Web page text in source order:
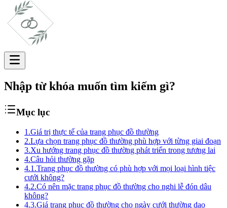
Nhập từ khóa muốn tìm kiếm gì?
Mục lục
1.Giá trị thực tế của trang phục đồ thường
2.Lựa chọn trang phục đồ thường phù hợp với từng giai đoạn
3.Xu hướng trang phục đồ thường phát triển trong tương lai
4.Câu hỏi thường gặp
4.1.Trang phục đồ thường có phù hợp với mọi loại hình tiệc
cưới không?
4.2.Có nên mặc trang phục đồ thường cho nghi lễ đón dâu
không?
4.3.Giá trang phục đồ thường cho ngày cưới thường dao